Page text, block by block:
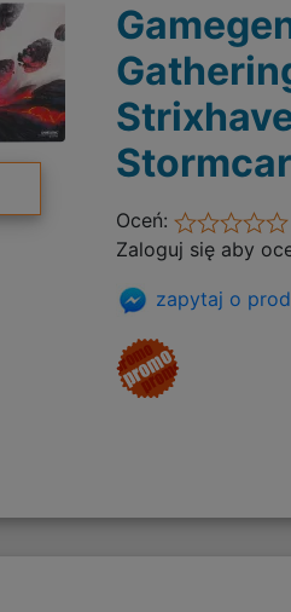
Oceń:
Zaloguj się aby
zapytaj o